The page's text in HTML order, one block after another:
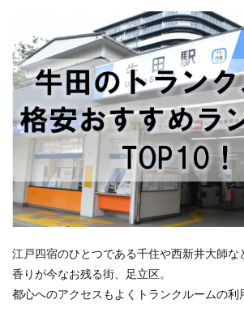
江戸四宿のひとつである千住や西新井大師な
香りが今なお残る街、足立区。
都心へのアクセスもよくトランクルームの利